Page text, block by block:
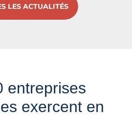
LES ACTUALITÉS
entreprises
exercent en